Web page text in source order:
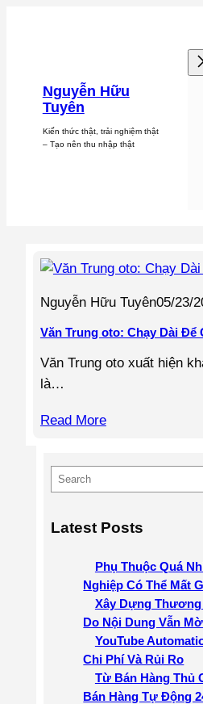
Nguyễn Hữu
Tuyên
Kiến thức thật, trải nghiệm thật
– Tạo nên thu nhập thật
Nguyễn Hữu Tuyên05/23/
Văn Trung oto: Chạy Dài Để
Văn Trung oto xuất hiện
là…
Read More
S
e
r
Latest Posts
Phụ Thuộc Quá
Nghiệp Có Thể Mất
Xây Dựng Thương
Do Nội Dung Vẫn
YouTube
Chi Phí Và Rủi Ro
Từ Bán Hàng Thủ
Bán Hàng Tự Động